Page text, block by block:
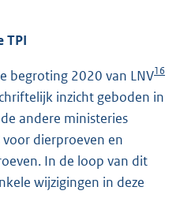
TPI
begroting 2020 van LNV16
inzicht geboden in
andere ministeries
dierproeven en
In de loop van dit
wijzigingen in deze